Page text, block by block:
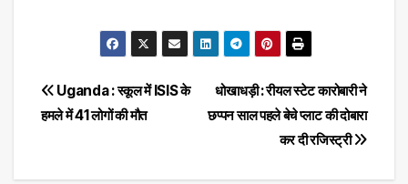
Post
navigation
धोखाधड़ी : रीयल स्टेट कारोबारी ने
छप्पन साल पहले बेचे प्लाट की दोबारा
कर दी रजिस्ट्री
Uganda : स्कूल में ISIS के
हमले में 41 लोगों की मौत